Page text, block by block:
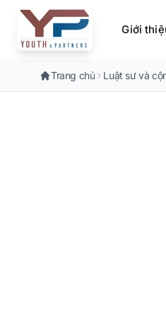
Chuyển đến nội dung chính
Giới
Trang chủ Luật sư và